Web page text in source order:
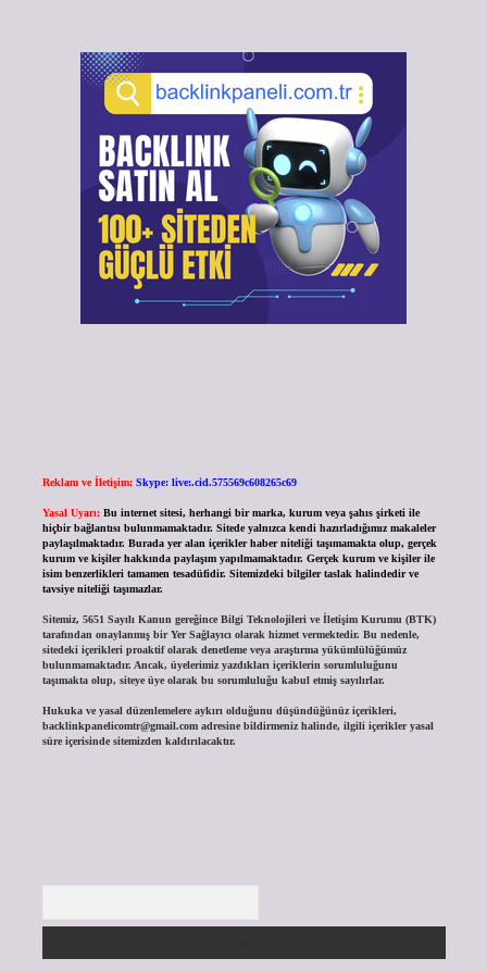
Reklam ve İletişim: Skype: live:.cid.575569c608265c69
Yasal Uyarı: Bu internet sitesi, herhangi bir marka, kurum veya şahıs şirketi ile
hiçbir bağlantısı bulunmamaktadır. Sitede yalnızca kendi hazırladığımız makaleler
paylaşılmaktadır. Burada yer alan içerikler haber niteliği taşımamakta olup, gerçek
kurum ve kişiler hakkında paylaşım yapılmamaktadır. Gerçek kurum ve kişiler ile
isim benzerlikleri tamamen tesadüfidir. Sitemizdeki bilgiler taslak halindedir ve
tavsiye niteliği taşımazlar.
Sitemiz, 5651 Sayılı Kanun gereğince Bilgi Teknolojileri ve İletişim Kurumu (BTK)
tarafından onaylanmış bir Yer Sağlayıcı olarak hizmet vermektedir. Bu nedenle,
sitedeki içerikleri proaktif olarak denetleme veya araştırma yükümlülüğümüz
bulunmamaktadır. Ancak, üyelerimiz yazdıkları içeriklerin sorumluluğunu
taşımakta olup, siteye üye olarak bu sorumluluğu kabul etmiş sayılırlar.
Hukuka ve yasal düzenlemelere aykırı olduğunu düşündüğünüz içerikleri,
backlinkpanelicomtr@gmail.comadresine bildirmeniz halinde, ilgili içerikler yasal
süre içerisinde sitemizden kaldırılacaktır.